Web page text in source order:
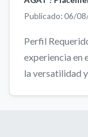
Publicado: 06/
Perfil
experiencia en
la versatilidad